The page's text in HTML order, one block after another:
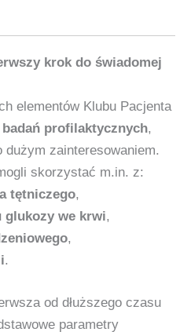
krok do świadomej
elementów Klubu Pacjenta
profilaktycznych,
dużym zainteresowaniem.
skorzystać m.in. z:
tętniczego,
glukozy we krwi,
,
.
od dłuższego czasu
parametry